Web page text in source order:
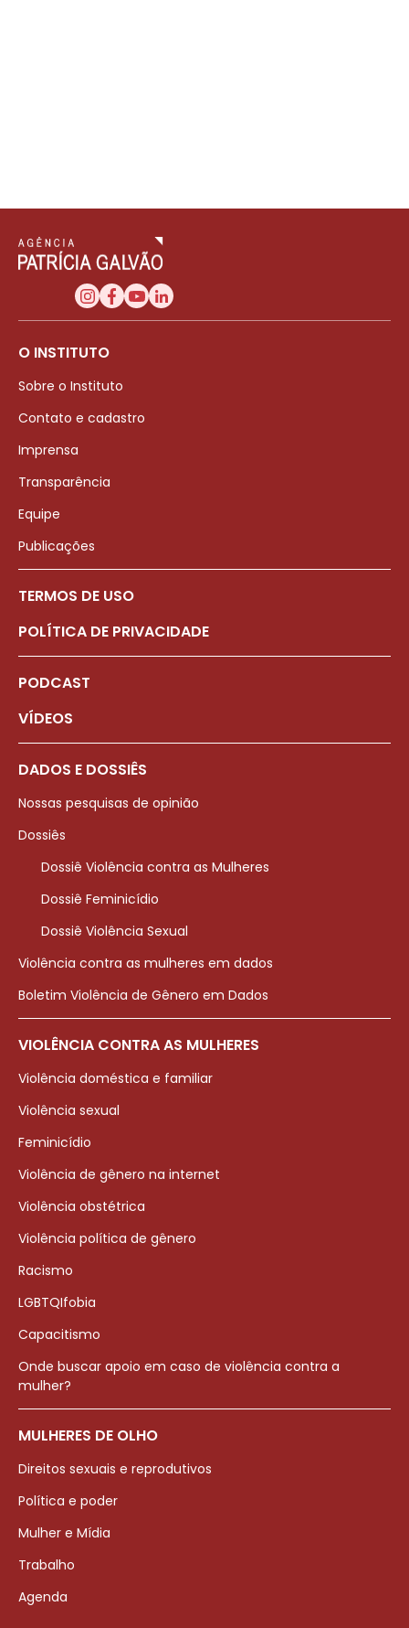
O INSTITUTO
Sobre o Instituto
Contato e cadastro
Imprensa
Transparência
Equipe
Publicações
TERMOS DE USO
POLÍTICA DE PRIVACIDADE
PODCAST
VÍDEOS
DADOS E DOSSIÊS
Nossas pesquisas de opinião
Dossiês
Dossiê Violência contra as Mulheres
Dossiê Feminicídio
Dossiê Violência Sexual
Violência contra as mulheres em dados
Boletim Violência de Gênero em Dados
VIOLÊNCIA CONTRA AS MULHERES
Violência doméstica e familiar
Violência sexual
Feminicídio
Violência de gênero na internet
Violência obstétrica
Violência política de gênero
Racismo
LGBTQIfobia
Capacitismo
Onde buscar apoio em caso de violência contra a
mulher?
MULHERES DE OLHO
Direitos sexuais e reprodutivos
Política e poder
Mulher e Mídia
Trabalho
Agenda